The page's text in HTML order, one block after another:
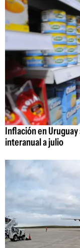
Inflación en
interanual a julio